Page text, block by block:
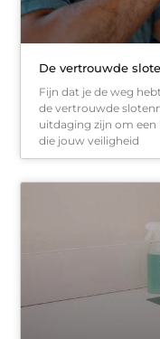
De vertrouwde
Fijn dat je de weg
de vertrouwde
uitdaging zijn om
die jouw veiligheid